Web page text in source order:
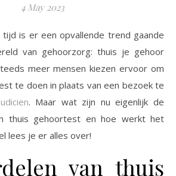
4 May 2023
is er een opvallende trend gaande
van gehoorzorg: thuis je gehoor
meer mensen kiezen ervoor om
te doen in plaats van een bezoek te
. Maar wat zijn nu eigenlijk de
thuis gehoortest en hoe werkt het
lees je er alles over!
van thuis